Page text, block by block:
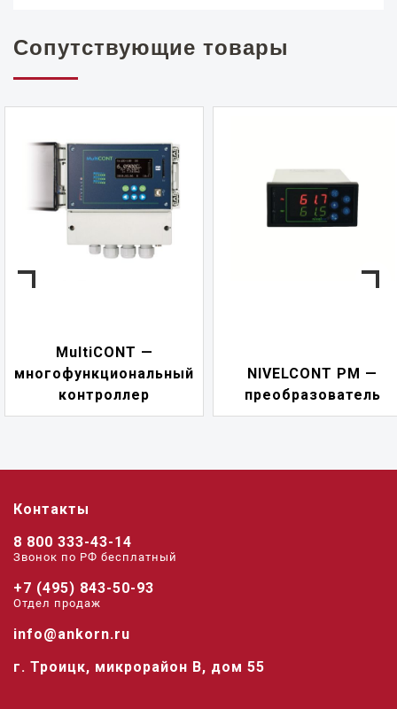
Сопутствующие товары
NIVELCONT PM —
преобразователь
переключатель
Контакты
8 800 333-43-14
Звонок по РФ беcплатный
+7 (495) 843-50-93
Отдел продаж
info@ankorn.ru
г. Троицк, микрорайон В, дом 55